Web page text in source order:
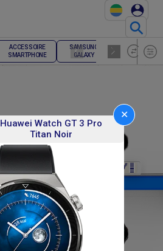
⚲
Huawei Watch GT 3 Pro
Titan Noir
✕
ACCESSOIRE
SMARTPHONE
SAMSUNG
GALAXY
TELEPHONE
FIXE
222 000 222 000 222 000F